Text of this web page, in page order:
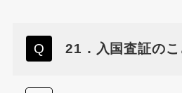
21．入国査証のこ